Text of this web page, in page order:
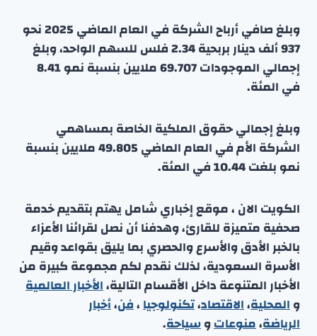
وبلغ صافي أرباح الشركة في العام الماضي 2025 نحو
937 ألف دينار بربحية 2.34 فلس للسهم الواحد، وبلغ
إجمالي الموجودات 69.707 ملايين بنسبة نمو 8.41
في المئة.
وبلغ إجمالي حقوق الملكية الخاصة بمساهمي
الشركة الأم في العام الماضي 49.805 ملايين بنسبة
نمو بلغت 10.44 في المئة.
الكويت الان ، موقع إخباري شامل يهتم بتقديم خدمة
صحفية متميزة للقارئ، وهدفنا أن نصل لقرائنا الأعزاء
بالخبر الأدق والأسرع والحصري بما يليق بقواعد وقيم
الأسرة السعودية، لذلك نقدم لكم مجموعة كبيرة من
الأخبار المتنوعة داخل الأقسام التالية،الأخبار العالمية
والمحلية،الاقتصاد،تكنولوجيا،فن،أخبار
الرياضة،منوعاتوسياحة.